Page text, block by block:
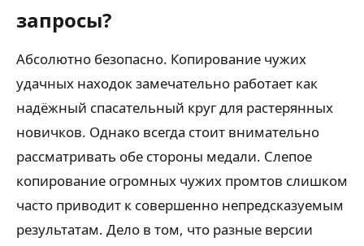
запросы?
Абсолютно безопасно. Копирование чужих
удачных находок замечательно работает как
надёжный спасательный круг для растерянных
новичков. Однако всегда стоит внимательно
рассматривать обе стороны медали. Слепое
копирование огромных чужих промтов слишком
часто приводит к совершенно непредсказуемым
результатам. Дело в том, что разные версии